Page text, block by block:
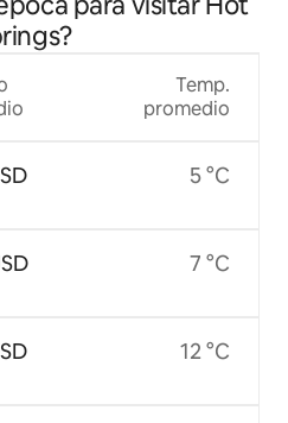
Temp.
promedio
5 °C
7 °C
12 °C